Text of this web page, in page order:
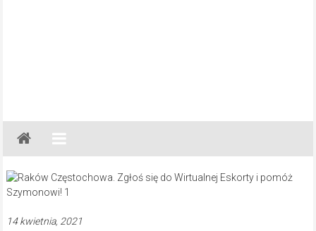
Gazeta
Regionalna
Częstochowa,
Kłobuck,
Myszków
14 kwietnia, 2021